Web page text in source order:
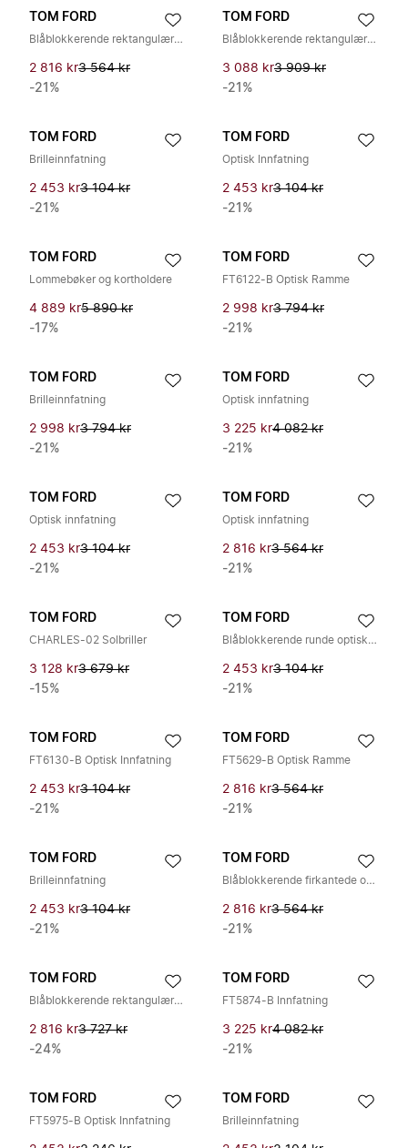
TOM FORD
Blåblokkerende rektangulære optiske briller
2 816 kr3 564 kr
-21%
TOM FORD
Blåblokkerende rektangulære briller
3 088 kr3 909 kr
-21%
TOM FORD
Brilleinnfatning
2 453 kr3 104 kr
-21%
TOM FORD
Optisk Innfatning
2 453 kr3 104 kr
-21%
TOM FORD
Lommebøker og kortholdere
4 889 kr5 890 kr
-17%
TOM FORD
FT6122-B Optisk Ramme
2 998 kr3 794 kr
-21%
TOM FORD
Brilleinnfatning
2 998 kr3 794 kr
-21%
TOM FORD
Optisk innfatning
3 225 kr4 082 kr
-21%
TOM FORD
Optisk innfatning
2 453 kr3 104 kr
-21%
TOM FORD
Optisk innfatning
2 816 kr3 564 kr
-21%
TOM FORD
CHARLES-02 Solbriller
3 128 kr3 679 kr
-15%
TOM FORD
Blåblokkerende runde optiske briller
2 453 kr3 104 kr
-21%
TOM FORD
FT6130-B Optisk Innfatning
2 453 kr3 104 kr
-21%
TOM FORD
FT5629-B Optisk Ramme
2 816 kr3 564 kr
-21%
TOM FORD
Brilleinnfatning
2 453 kr3 104 kr
-21%
TOM FORD
Blåblokkerende firkantede optiske briller
2 816 kr3 564 kr
-21%
TOM FORD
Blåblokkerende rektangulære briller
2 816 kr3 727 kr
-24%
TOM FORD
FT5874-B Innfatning
3 225 kr4 082 kr
-21%
TOM FORD
FT5975-B Optisk Innfatning
TOM FORD
Brilleinnfatning